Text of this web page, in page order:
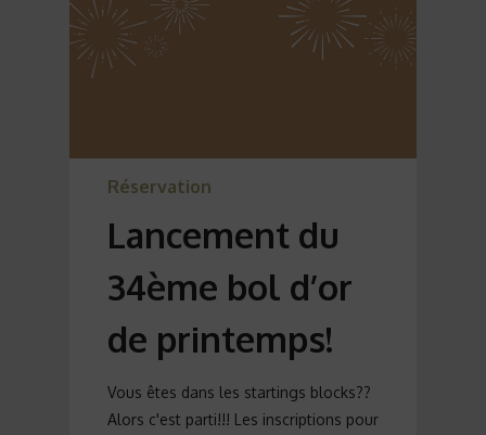
Réservation
Lancement du
34ème bol d’or
de printemps!
Vous êtes dans les startings blocks??
Alors c'est parti!!! Les inscriptions pour